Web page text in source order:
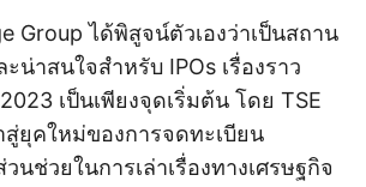
Group ได้พิสูจน์ตัวเองว่าเป็นสถาน
น่าสนใจสำหรับ IPOs เรื่องราว
เป็นเพียงจุดเริ่มต้น โดย TSE
สู่ยุคใหม่ของการจดทะเบียน
นช่วยในการเล่าเรื่องทางเศรษฐกิจ